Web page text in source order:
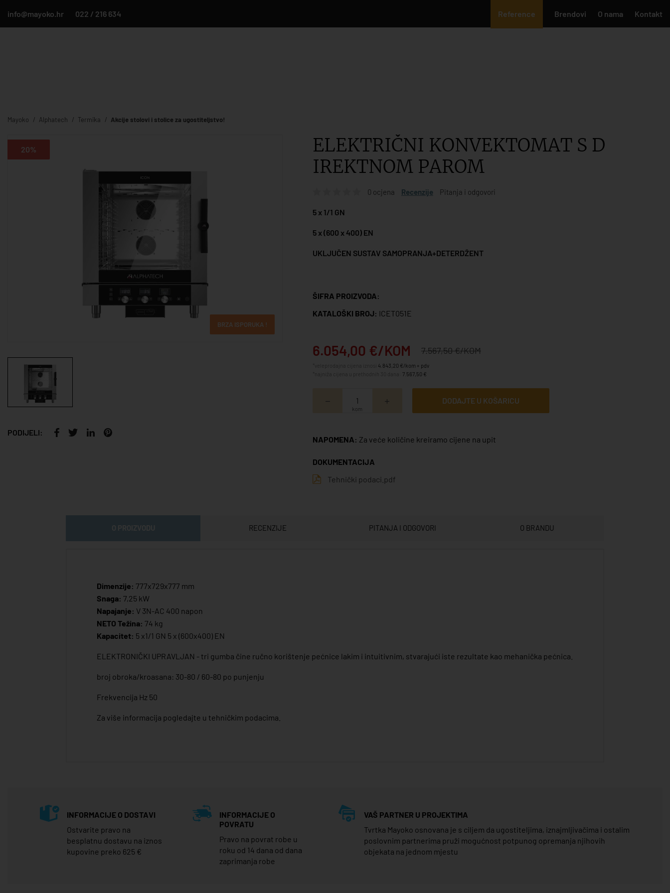
info@mayoko.hr 022 / 216 634 Reference Brendovi O nama Kontakt
Mayoko Alphatech Termika Akcije stolovi i stolice za ugostiteljstvo!
20%
BRZA ISPORUKA !
PODIJELI:
ELEKTRIČNI KONVEKTOMAT S D
IREKTNOM PAROM
0 ocjena Recenzije Pitanja i odgovori
5 x 1/1 GN
5 x (600 x 400) EN
UKLJUČEN SUSTAV SAMOPRANJA+DETERDŽENT
ŠIFRA PROIZVODA:
KATALOŠKI BROJ: ICET051E
6.054,00 €/KOM 7.567,50 €/KOM
4.843,20 €/kom + pdv
7.567,50 €
kom
DODAJTE U KOŠARICU
NAPOMENA: Za veće količine kreiramo cijene na upit
DOKUMENTACIJA
Tehnički podaci.pdf
RECENZIJE PITANJA I ODGOVORI O BRANDU
Dimenzije: 777x729x777 mm
Snaga: 7,25 kW
Napajanje: V 3N-AC 400 napon
NETO Težina: 74 kg
Kapacitet: 5 x1/1 GN 5 x (600x400) EN
ELEKTRONIČKI UPRAVLJAN - tri gumba čine ručno korištenje pećnice lakim i intuitivnim, stvarajući iste rezultate kao mehanička pećnica.
broj obroka/kroasana: 30-80 / 60-80 po punjenju
Frekvencija Hz 50
Za više informacija pogledajte u tehničkim podacima.
INFORMACIJE O DOSTAVI
Ostvarite pravo na
besplatnu dostavu na iznos
kupovine preko 625 €
INFORMACIJE O
POVRATU
Pravo na povrat robe u
roku od 14 dana od dana
zaprimanja robe
VAŠ PARTNER U PROJEKTIMA
Tvrtka Mayoko osnovana je s ciljem da ugostiteljima, iznajmljivačima i ostalim
poslovnim partnerima pruži mogućnost potpunog opremanja njihovih
objekata na jednom mjestu